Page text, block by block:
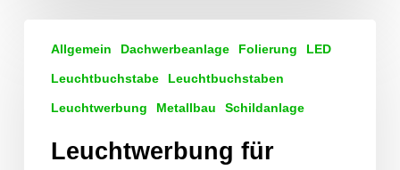
Malermeister
Allgemein Dachwerbeanlage Folierung LED
Leuchtbuchstabe Leuchtbuchstaben
Leuchtwerbung Metallbau Schildanlage
Leuchtwerbung für